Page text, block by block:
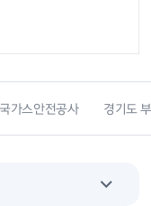
전공사 경기도 부동산